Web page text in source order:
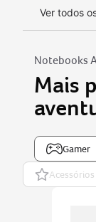
Ver todos
Notebooks
Mais
Gamer
Acessórios